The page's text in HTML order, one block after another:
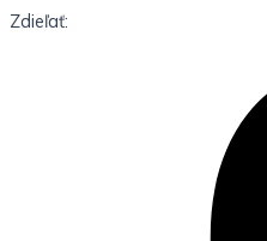
Zdieľať: